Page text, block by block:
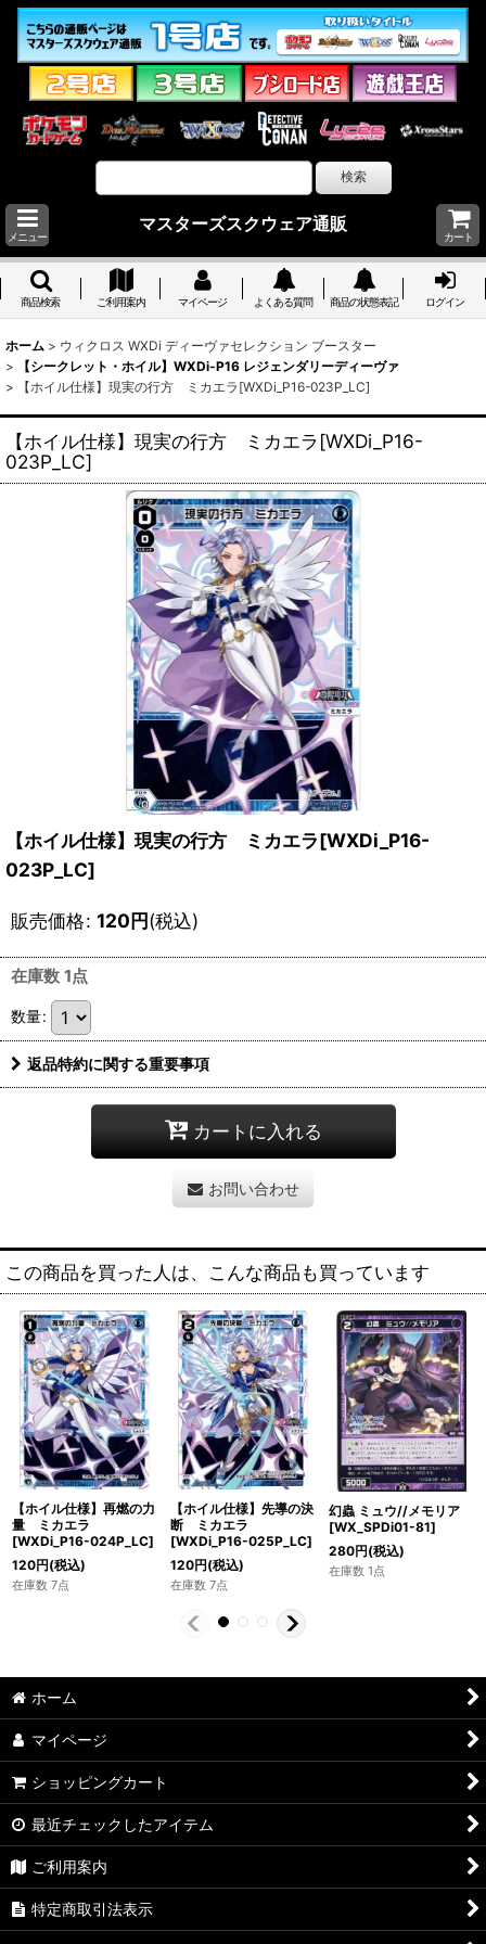
メニュー
マスターズスクウェア通販
カート
商品検索 ご利用案内 マイページ よくある質問 商品の状態表記 ログイン
ホーム > ウィクロス WXDi ディーヴァセレクション ブースター
>
【シークレット・ホイル】WXDi-P16 レジェンダリーディーヴァ
>
【ホイル仕様】現実の行方 ミカエラ[WXDi_P16-023P_LC]
【ホイル仕様】現実の行方 ミカエラ[WXDi_P16-
023P_LC]
【ホイル仕様】現実の行方 ミカエラ[WXDi_P16-
023P_LC]
販売価格: 120円(税込)
在庫数 1点
数量:
返品特約に関する重要事項
カートに入れる
お問い合わせ
この商品を買った人は、こんな商品も買っています
【ホイル仕様】再燃の力
量 ミカエラ
[WXDi_P16-024P_LC]
120円(税込)
在庫数 7点
【ホイル仕様】先導の決
断 ミカエラ
[WXDi_P16-025P_LC]
120円(税込)
在庫数 7点
幻蟲 ミュウ//メモリア
[WX_SPDi01-81]
280円(税込)
在庫数 1点
ホーム
マイページ
ショッピングカート
最近チェックしたアイテム
ご利用案内
特定商取引法表示